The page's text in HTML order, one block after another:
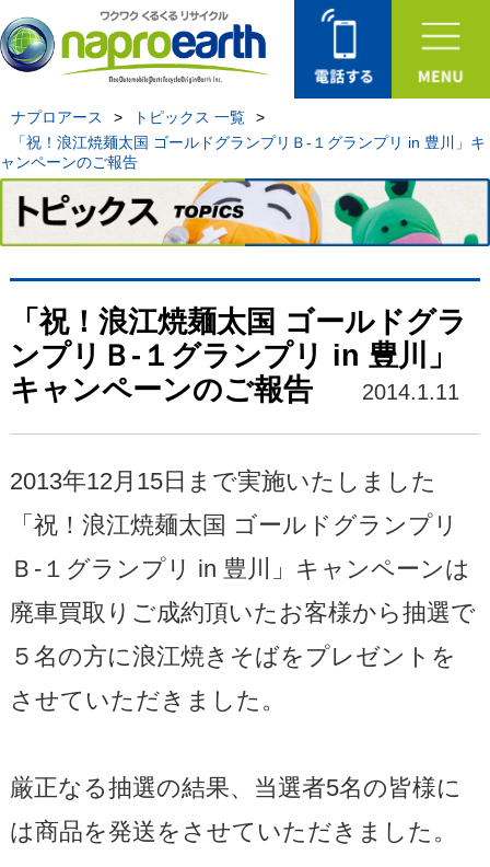
ナプロアース > トピックス 一覧
>
「祝！浪江焼麺太国 ゴールドグランプリＢ-１グランプリ in 豊川」キ
ャンペーンのご報告
「祝！浪江焼麺太国 ゴールドグラ
ンプリＢ-１グランプリ in 豊川」
キャンペーンのご報告
2014.1.11
2013年12月15日まで実施いたしました
「祝！浪江焼麺太国 ゴールドグランプリ
Ｂ-１グランプリ in 豊川」キャンペーンは
廃車買取りご成約頂いたお客様から抽選で
５名の方に浪江焼きそばをプレゼントを
させていただきました。
厳正なる抽選の結果、当選者5名の皆様に
は商品を発送をさせていただきました。